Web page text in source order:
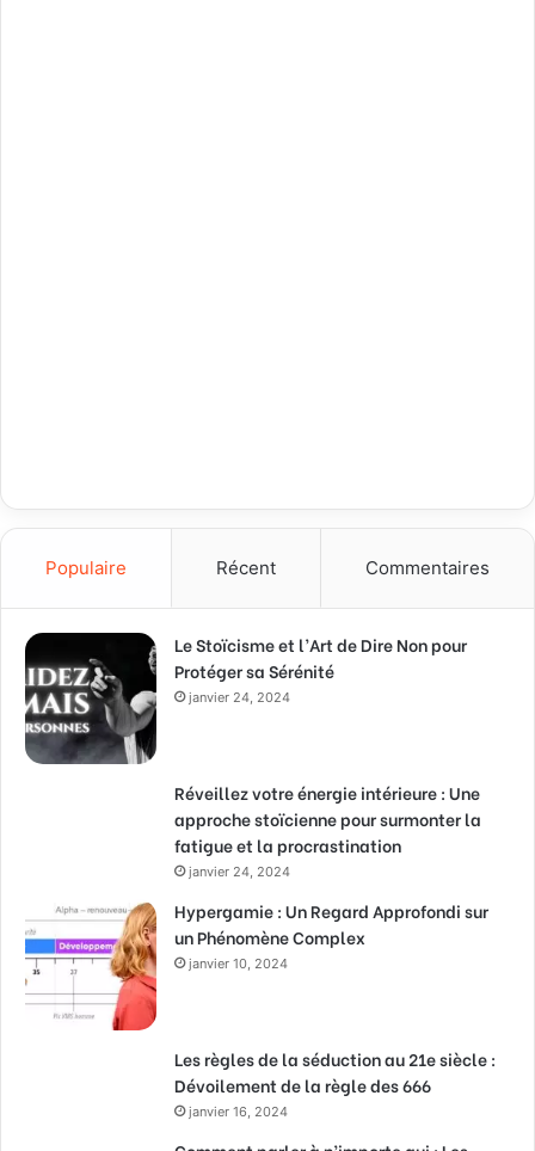
Populaire Récent Commentaires
Le Stoïcisme et l’Art de Dire Non pour
Protéger sa Sérénité
janvier 24, 2024
Réveillez votre énergie intérieure : Une
approche stoïcienne pour surmonter la
fatigue et la procrastination
janvier 24, 2024
Hypergamie : Un Regard Approfondi sur
un Phénomène Complex
janvier 10, 2024
Les règles de la séduction au 21e siècle :
Dévoilement de la règle des 666
janvier 16, 2024